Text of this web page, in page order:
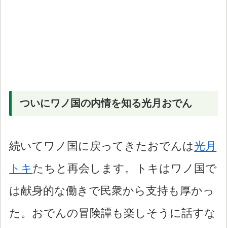
ついにワノ国の内情を知る光月おでん
続いてワノ国に戻ってきたおでんは光月
トキたちと再会します。トキはワノ国で
は献身的な働きで民衆から支持も厚かっ
た。おでんの冒険譚も楽しそうに話すな